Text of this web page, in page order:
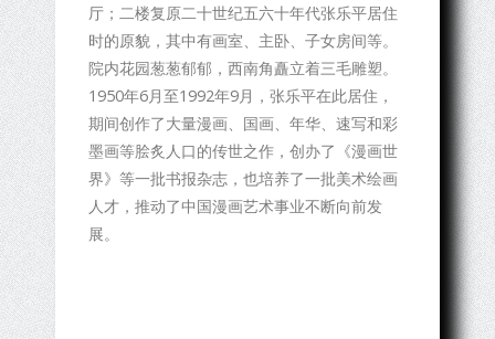
厅；二楼复原二十世纪五六十年代张乐平居住
时的原貌，其中有画室、主卧、子女房间等。
院内花园葱葱郁郁，西南角矗立着三毛雕塑。
1950年6月至1992年9月，张乐平在此居住，
期间创作了大量漫画、国画、年华、速写和彩
墨画等脍炙人口的传世之作，创办了《漫画世
界》等一批书报杂志，也培养了一批美术绘画
人才，推动了中国漫画艺术事业不断向前发
展。